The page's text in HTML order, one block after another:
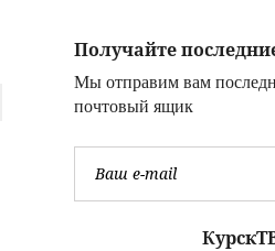
Получайте
Мы отправим вам
почтовый ящик